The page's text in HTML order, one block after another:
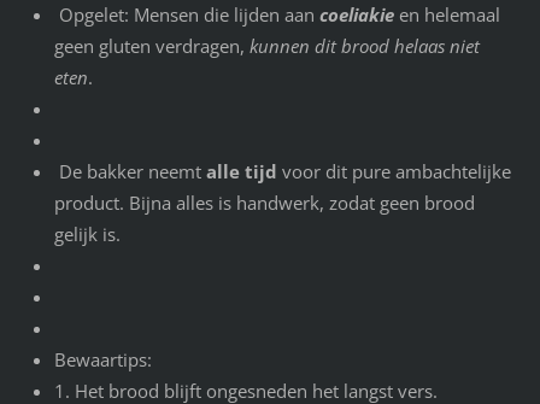
Opgelet: Mensen die lijden aan coeliakie en helemaal
geen gluten verdragen, kunnen dit brood helaas niet
eten.
De bakker neemt alle tijd voor dit pure ambachtelijke
product. Bijna alles is handwerk, zodat geen brood
gelijk is.
Bewaartips:
1. Het brood blijft ongesneden het langst vers.